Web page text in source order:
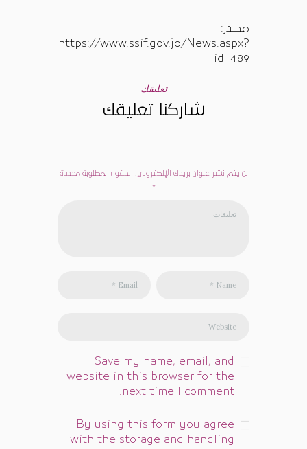
مصدر:
https://www.ssif.gov.jo/News.aspx?
id=489
تعليقك
شاركنا تعليقك
لن يتم نشر عنوان بريدك الإلكتروني. الحقول المطلوبة محددة
*
Save my name, email, and
website in this browser for the
next time I comment.
By using this form you agree
with the storage and handling